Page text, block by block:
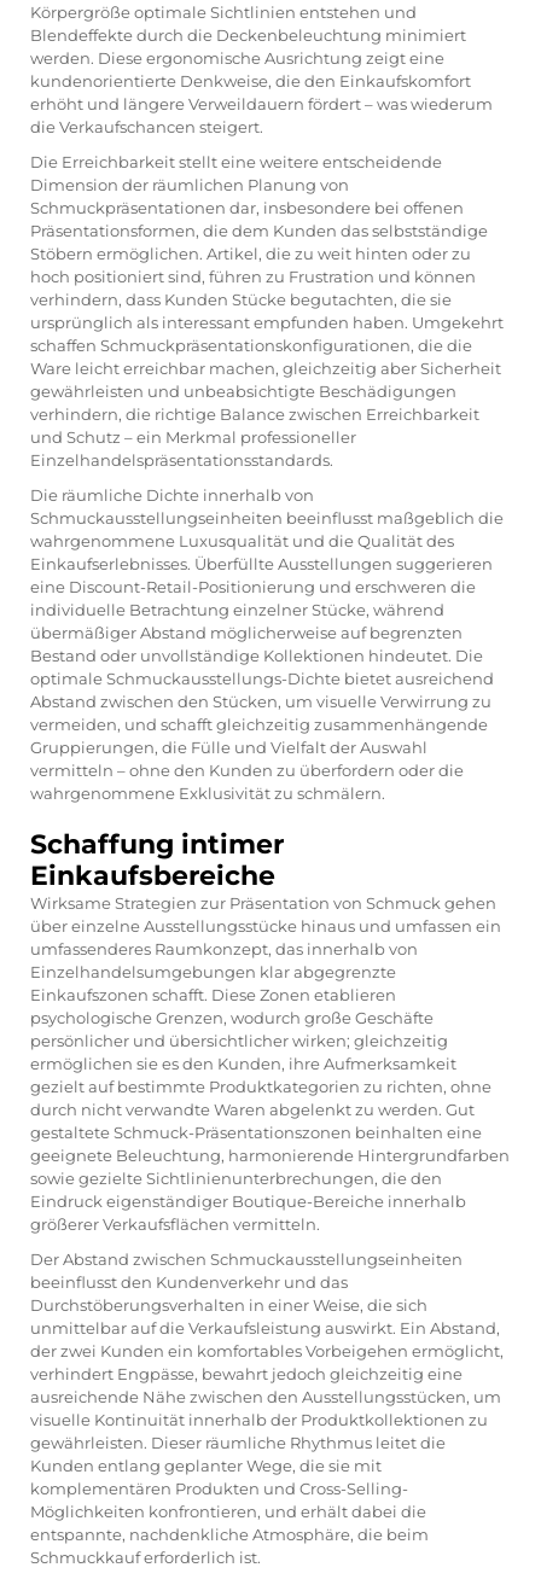
Körpergröße optimale Sichtlinien entstehen und
Blendeffekte durch die Deckenbeleuchtung minimiert
werden. Diese ergonomische Ausrichtung zeigt eine
kundenorientierte Denkweise, die den Einkaufskomfort
erhöht und längere Verweildauern fördert – was wiederum
die Verkaufschancen steigert.
Die Erreichbarkeit stellt eine weitere entscheidende
Dimension der räumlichen Planung von
Schmuckpräsentationen dar, insbesondere bei offenen
Präsentationsformen, die dem Kunden das selbstständige
Stöbern ermöglichen. Artikel, die zu weit hinten oder zu
hoch positioniert sind, führen zu Frustration und können
verhindern, dass Kunden Stücke begutachten, die sie
ursprünglich als interessant empfunden haben. Umgekehrt
schaffen Schmuckpräsentationskonfigurationen, die die
Ware leicht erreichbar machen, gleichzeitig aber Sicherheit
gewährleisten und unbeabsichtigte Beschädigungen
verhindern, die richtige Balance zwischen Erreichbarkeit
und Schutz – ein Merkmal professioneller
Einzelhandelspräsentationsstandards.
Die räumliche Dichte innerhalb von
Schmuckausstellungseinheiten beeinflusst maßgeblich die
wahrgenommene Luxusqualität und die Qualität des
Einkaufserlebnisses. Überfüllte Ausstellungen suggerieren
eine Discount-Retail-Positionierung und erschweren die
individuelle Betrachtung einzelner Stücke, während
übermäßiger Abstand möglicherweise auf begrenzten
Bestand oder unvollständige Kollektionen hindeutet. Die
optimale Schmuckausstellungs-Dichte bietet ausreichend
Abstand zwischen den Stücken, um visuelle Verwirrung zu
vermeiden, und schafft gleichzeitig zusammenhängende
Gruppierungen, die Fülle und Vielfalt der Auswahl
vermitteln – ohne den Kunden zu überfordern oder die
wahrgenommene Exklusivität zu schmälern.
Schaffung intimer
Einkaufsbereiche
Wirksame Strategien zur Präsentation von Schmuck gehen
über einzelne Ausstellungsstücke hinaus und umfassen ein
umfassenderes Raumkonzept, das innerhalb von
Einzelhandelsumgebungen klar abgegrenzte
Einkaufszonen schafft. Diese Zonen etablieren
psychologische Grenzen, wodurch große Geschäfte
persönlicher und übersichtlicher wirken; gleichzeitig
ermöglichen sie es den Kunden, ihre Aufmerksamkeit
gezielt auf bestimmte Produktkategorien zu richten, ohne
durch nicht verwandte Waren abgelenkt zu werden. Gut
gestaltete Schmuck-Präsentationszonen beinhalten eine
geeignete Beleuchtung, harmonierende Hintergrundfarben
sowie gezielte Sichtlinienunterbrechungen, die den
Eindruck eigenständiger Boutique-Bereiche innerhalb
größerer Verkaufsflächen vermitteln.
Der Abstand zwischen Schmuckausstellungseinheiten
beeinflusst den Kundenverkehr und das
Durchstöberungsverhalten in einer Weise, die sich
unmittelbar auf die Verkaufsleistung auswirkt. Ein Abstand,
der zwei Kunden ein komfortables Vorbeigehen ermöglicht,
verhindert Engpässe, bewahrt jedoch gleichzeitig eine
ausreichende Nähe zwischen den Ausstellungsstücken, um
visuelle Kontinuität innerhalb der Produktkollektionen zu
gewährleisten. Dieser räumliche Rhythmus leitet die
Kunden entlang geplanter Wege, die sie mit
komplementären Produkten und Cross-Selling-
Möglichkeiten konfrontieren, und erhält dabei die
entspannte, nachdenkliche Atmosphäre, die beim
Schmuckkauf erforderlich ist.